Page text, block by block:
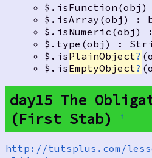
$.isFunction(obj)
$.isArray(obj) :
$.isNumeric(obj)
$.type(obj) :
$.isPlainObject?
$.isEmptyObject?
day15 The
(First Stab)
†
http://tutsplus.com/